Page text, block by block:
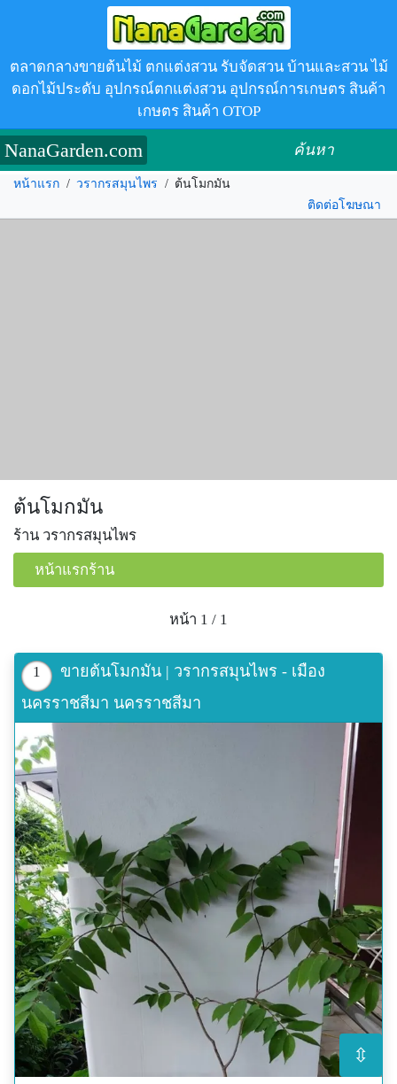
ตลาดกลางขายต้นไม้ ตกแต่งสวน รับจัดสวน บ้านและสวน ไม้
ดอกไม้ประดับ อุปกรณ์ตกแต่งสวน อุปกรณ์การเกษตร สินค้า
เกษตร สินค้า OTOP
NanaGarden.com ค้นหา
หน้าแรก / วรากรสมุนไพร / ต้นโมกมัน
ติดต่อโฆษณา
ต้นโมกมัน
ร้าน วรากรสมุนไพร
หน้าแรกร้าน
หน้า 1 / 1
1
ขายต้นโมกมัน | วรากรสมุนไพร - เมือง
นครราชสีมา นครราชสีมา
⇳